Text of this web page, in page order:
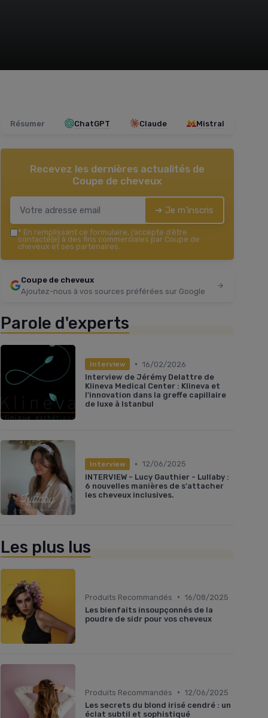
Résumer ChatGPT Claude Mistral
Recevez les dernières actualités de
Coupe de cheveux
➔ Je m'inscris
* En remplissant ce formulaire, j’accepte d’être
contacté(e) à des fins commerciales par Coupe de
cheveux et ses partenaires.
Coupe de cheveux
Ajoutez-nous à vos sources préférées sur Google
Parole d'experts
Interview • 16/02/2026
Interview de Jérémy Delattre de
Klineva Medical Center : Klineva et
l'innovation dans la greffe capillaire
de luxe à Istanbul
Interview • 12/06/2025
INTERVIEW - Lucy Gauthier - Lullaby :
6 nouvelles manières de s'attacher
les cheveux inclusives.
Les plus lus
Produits Recommandés • 16/08/2025
Les bienfaits insoupçonnés de la
poudre de sidr pour vos cheveux
Produits Recommandés • 12/06/2025
Les secrets du blond irisé cendré : un
éclat subtil et sophistiqué